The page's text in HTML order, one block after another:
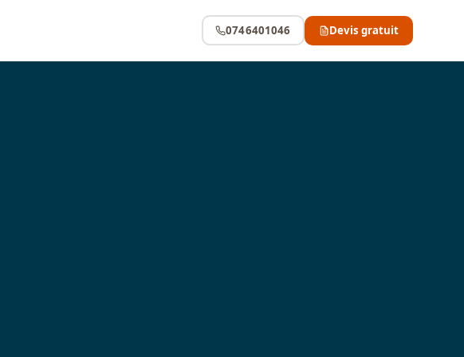
0746401046 Devis gratuit